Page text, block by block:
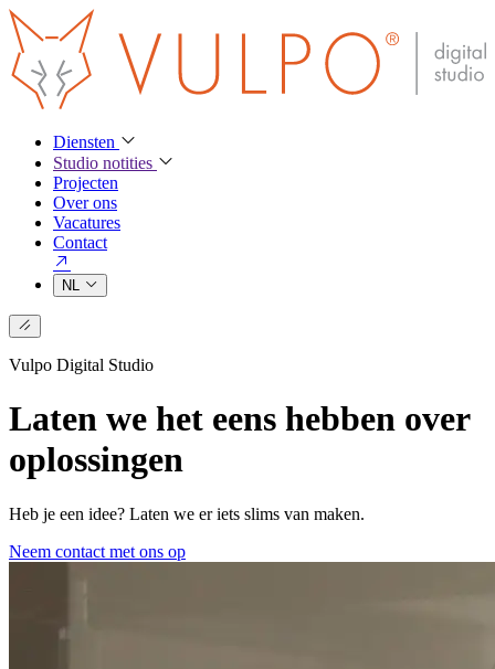
Diensten
Studio notities
Projecten
Over ons
Vacatures
Contact
NL
Vulpo Digital Studio
Laten we het eens hebben over
oplossingen
Heb je een idee? Laten we er iets slims van maken.
Neem contact met ons op